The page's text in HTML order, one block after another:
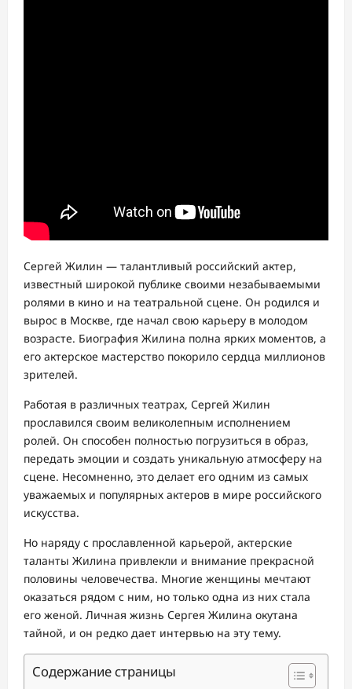
Сергей Жилин — талантливый российский актер,
известный широкой публике своими незабываемыми
ролями в кино и на театральной сцене. Он родился и
вырос в Москве, где начал свою карьеру в молодом
возрасте. Биография Жилина полна ярких моментов, а
его актерское мастерство покорило сердца миллионов
зрителей.
Работая в различных театрах, Сергей Жилин
прославился своим великолепным исполнением
ролей. Он способен полностью погрузиться в образ,
передать эмоции и создать уникальную атмосферу на
сцене. Несомненно, это делает его одним из самых
уважаемых и популярных актеров в мире российского
искусства.
Но наряду с прославленной карьерой, актерские
таланты Жилина привлекли и внимание прекрасной
половины человечества. Многие женщины мечтают
оказаться рядом с ним, но только одна из них стала
его женой. Личная жизнь Сергея Жилина окутана
тайной, и он редко дает интервью на эту тему.
Содержание страницы